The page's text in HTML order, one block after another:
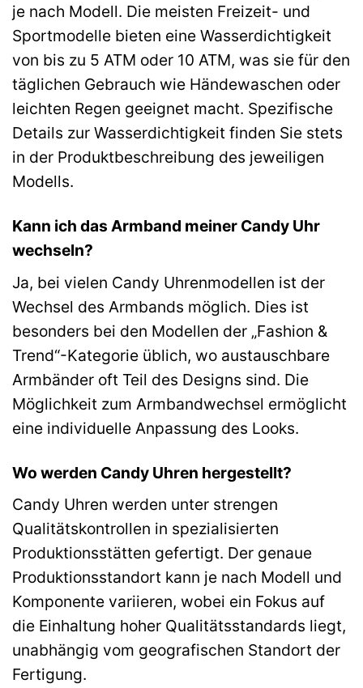
je nach Modell. Die meisten Freizeit- und
Sportmodelle bieten eine Wasserdichtigkeit
von bis zu 5 ATM oder 10 ATM, was sie für den
täglichen Gebrauch wie Händewaschen oder
leichten Regen geeignet macht. Spezifische
Details zur Wasserdichtigkeit finden Sie stets
in der Produktbeschreibung des jeweiligen
Modells.
Kann ich das Armband meiner Candy Uhr
wechseln?
Ja, bei vielen Candy Uhrenmodellen ist der
Wechsel des Armbands möglich. Dies ist
besonders bei den Modellen der „Fashion &
Trend“-Kategorie üblich, wo austauschbare
Armbänder oft Teil des Designs sind. Die
Möglichkeit zum Armbandwechsel ermöglicht
eine individuelle Anpassung des Looks.
Wo werden Candy Uhren hergestellt?
Candy Uhren werden unter strengen
Qualitätskontrollen in spezialisierten
Produktionsstätten gefertigt. Der genaue
Produktionsstandort kann je nach Modell und
Komponente variieren, wobei ein Fokus auf
die Einhaltung hoher Qualitätsstandards liegt,
unabhängig vom geografischen Standort der
Fertigung.